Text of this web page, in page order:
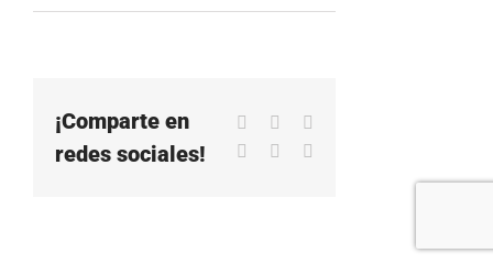
¡Comparte en
redes sociales!
Facebook
WhatsApp
Pinterest